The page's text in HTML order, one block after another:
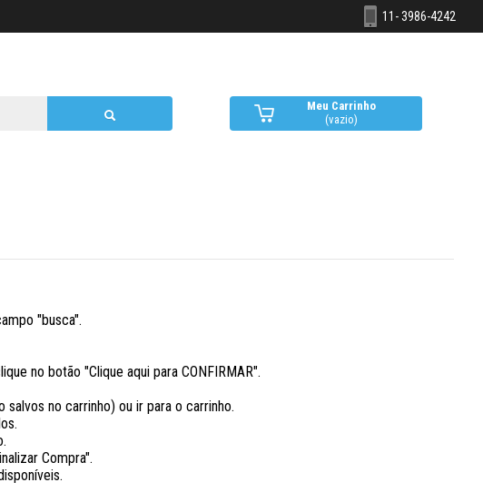
11- 3986-4242
Meu Carrinho
(vazio)
"busca".
no botão "Clique aqui para CONFIRMAR".
no carrinho) ou ir para o carrinho.
Compra".